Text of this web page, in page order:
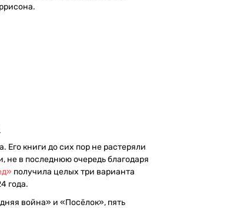
Его книги до сих пор не растеряли
не в последнюю очередь благодаря
получила целых три варианта
года.
война» и «Посёлок», пять